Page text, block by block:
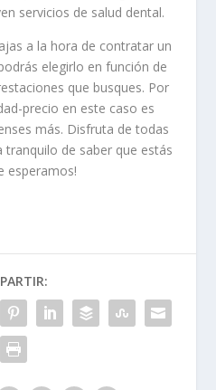
servicios de salud dental.
a la hora de contratar un
elegirlo en función de
que busques. Por
precio en este caso es
más. Disfruta de todas
tranquilo de saber que estás
esperamos!